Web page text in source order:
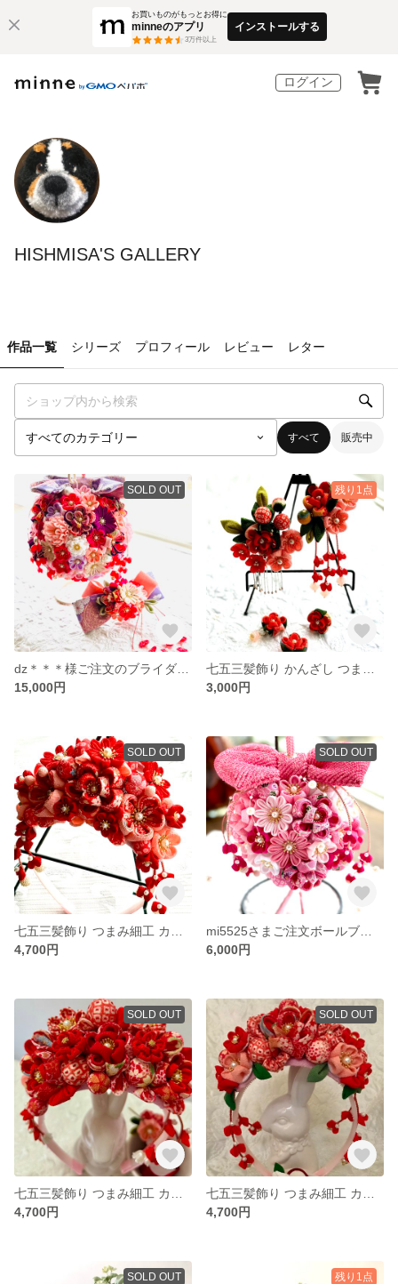
お買いものがもっとお得に
minneのアプリ
3万件以上
インストールする
ログイン
HISHMISA'S GALLERY
作品一覧 シリーズ プロフィール レビュー レター
すべて 販売中
SOLD OUT
15,000円
残り1点
3,000円
SOLD OUT
4,700円
SOLD OUT
6,000円
SOLD OUT
4,700円
SOLD OUT
4,700円
SOLD OUT 残り1点